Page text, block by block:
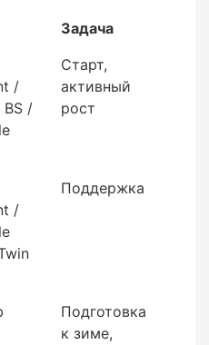
азотом на
98% — самый
Twin
осенними и
укрепление и
Задача
/
BS /
Старт,
активный
рост
/
Поддержка
Подготовка
к зиме,